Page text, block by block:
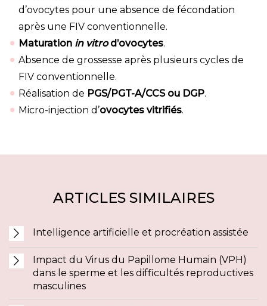
d’ovocytes pour une absence de fécondation
après une FIV conventionnelle.
Maturation in vitrod’ovocytes.
Absence de grossesse après plusieurs cycles de
FIV conventionnelle.
Réalisation de PGS/PGT-A/CCS ou DGP.
Micro-injection d’ovocytes vitrifiés.
ARTICLES SIMILAIRES
Intelligence artificielle et procréation assistée
Impact du Virus du Papillome Humain (VPH)
dans le sperme et les difficultés reproductives
masculines